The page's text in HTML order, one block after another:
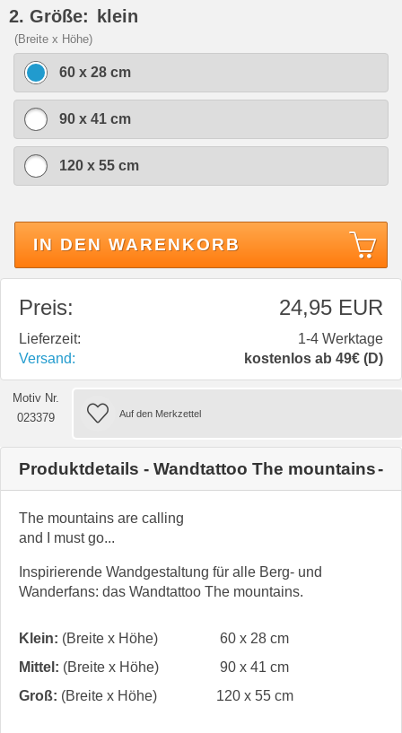
2. Größe: klein
(Breite x Höhe)
60 x 28 cm
90 x 41 cm
120 x 55 cm
IN DEN WARENKORB
Preis: 24,95 EUR
Lieferzeit:
1-4 Werktage
Versand:
kostenlos ab 49€ (D)
Motiv Nr.
023379
Produktdetails - Wandtattoo The mountains
The mountains are calling
and I must go...
Inspirierende Wandgestaltung für alle Berg- und
Wanderfans: das Wandtattoo The mountains.
Klein: (Breite x Höhe)
60 x 28 cm
Mittel: (Breite x Höhe)
90 x 41 cm
Groß: (Breite x Höhe) 120 x 55 cm